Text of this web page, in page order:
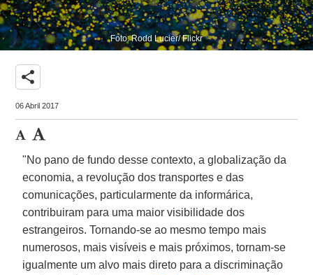
Foto: Rodd Lucier/ Flickr
share
06 Abril 2017
"No pano de fundo desse contexto, a globalização da
economia, a revolução dos transportes e das
comunicações, particularmente da informárica,
contribuiram para uma maior visibilidade dos
estrangeiros. Tornando-se ao mesmo tempo mais
numerosos, mais visíveis e mais próximos, tornam-se
igualmente um alvo mais direto para a discriminação